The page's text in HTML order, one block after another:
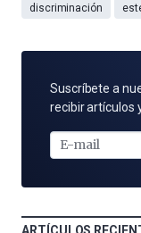
discriminación
SUSCRÍBETE
POR
MAIL
Suscríbete a
recibir artículos